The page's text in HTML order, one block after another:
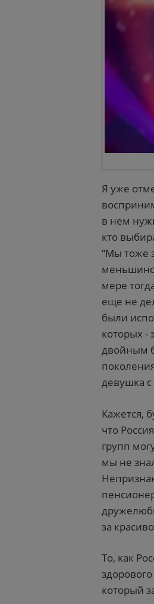
Я уже
в нем
кто
“Мы тоже
мере
еще не
были
которых -
двойным
девушка
Кажется,
что
групп
мы не
за
То, как
который